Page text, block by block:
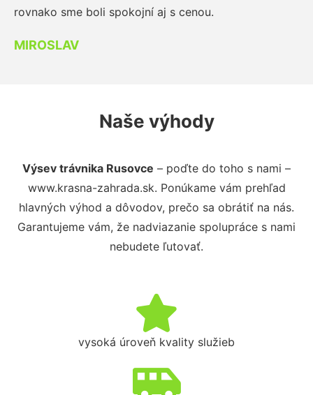
rovnako sme boli spokojní aj s cenou.
MIROSLAV
Naše výhody
Výsev trávnika Rusovce – poďte do toho s nami –
www.krasna-zahrada.sk. Ponúkame vám prehľad
hlavných výhod a dôvodov, prečo sa obrátiť na nás.
Garantujeme vám, že nadviazanie spolupráce s nami
nebudete ľutovať.
vysoká úroveň kvality služieb